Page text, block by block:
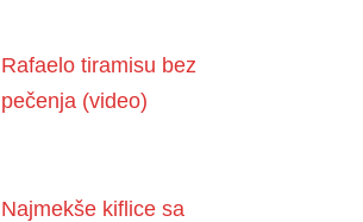
Rafaelo tiramisu bez
pečenja (video)
Najmekše kiflice sa